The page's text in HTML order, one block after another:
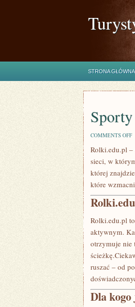
STRONA GŁÓWNA
COMMENTS OFF
I
Rolki.edu.pl –
sieci, w
której
które
Rolki.edu.pl
aktywnym.
otrzymuje nie
ruszać – od
Dla